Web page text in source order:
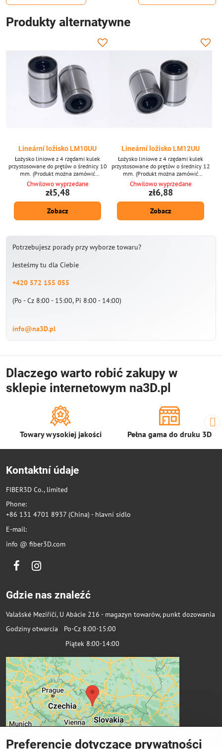
Produkty alternatywne
Lineární ložisko LM10UU
Łożysko liniowe z 4 rzędami kulek
przystosowane do prętów o średnicy 10
mm. (Produkt można zamówić
jednorazowo po 1 sztuce, zdjęcie ma
charakter poglądowy.)
Chwilowo wyprzedane
zł5,48
Zobacz
Lineární ložisko LM12UU
Łożysko liniowe z 4 rzędami kulek
przystosowane do prętów o średnicy 12
mm. (Produkt można zamówić
jednorazowo po 1 sztuce, zdjęcie ma
charakter poglądowy.)
Chwilowo wyprzedane
zł6,88
Zobacz
Potrzebujesz porady przy wyborze towaru?
Jesteśmy tu dla Ciebie
+420 572 155 055
(Po - Cz 8:00 - 15:00, Pi 8:00 - 14:00)
info@na3D.pl
Dlaczego warto robić zakupy w
sklepie internetowym na3D.pl
Towary wysokiej jakości Pełna gama do druku 3D
Kontaktní údaje
FIBER3D Co., limited
Phone:
+86 131 4701 8937 (China) - hlavní sídlo
E-mail:
info @ fiber3D.com
FacebookInstagram
Gdzie nas znaleźć
Valašské Meziříčí, U Abácie 216 - magazyn towarów, punkt dozowania
Godziny otwarcia Po-Cz 8:00-15:00
Piątek 8:00-14:00
Preferencje dotyczące prywatności